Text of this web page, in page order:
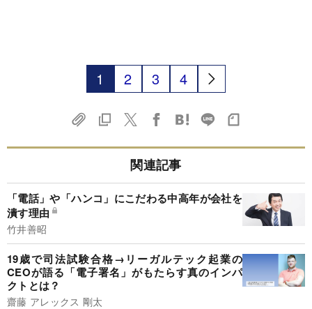
1 2 3 4
関連記事
「電話」や「ハンコ」にこだわる中高年が会社を
潰す理由
竹井善昭
19歳で司法試験合格→リーガルテック起業の
CEOが語る「電子署名」がもたらす真のインパ
クトとは？
齋藤 アレックス 剛太